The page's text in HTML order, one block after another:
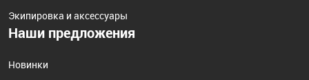
Экипировка и аксессуары
Наши предложения
Новинки